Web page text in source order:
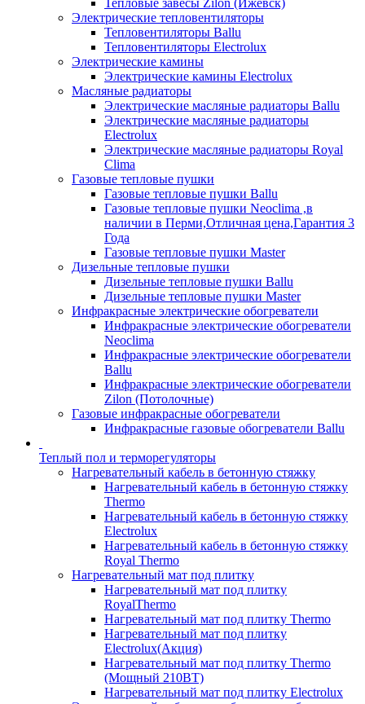
Тепловые завесы Zilon (Ижевск)
Электрические тепловентиляторы
Тепловентиляторы Ballu
Тепловентиляторы Electrolux
Электрические камины
Электрические камины Electrolux
Масляные радиаторы
Электрические масляные радиаторы Ballu
Электрические масляные радиаторы
Electrolux
Электрические масляные радиаторы Royal
Clima
Газовые тепловые пушки
Газовые тепловые пушки Ballu
Газовые тепловые пушки Neoclima ,в
наличии в Перми,Отличная цена,Гарантия 3
Года
Газовые тепловые пушки Master
Дизельные тепловые пушки
Дизельные тепловые пушки Ballu
Дизельные тепловые пушки Master
Инфракрасные электрические обогреватели
Инфракрасные электрические обогреватели
Neoclima
Инфракрасные электрические обогреватели
Ballu
Инфракрасные электрические обогреватели
Zilon (Потолочные)
Газовые инфракрасные обогреватели
Инфракрасные газовые обогреватели Ballu
Теплый пол и терморегуляторы
Нагревательный кабель в бетонную стяжку
Нагревательный кабель в бетонную стяжку
Thermo
Нагревательный кабель в бетонную стяжку
Electrolux
Нагревательный кабель в бетонную стяжку
Royal Thermo
Нагревательный мат под плитку
Нагревательный мат под плитку
RoyalThermo
Нагревательный мат под плитку Thermo
Нагревательный мат под плитку
Electrolux(Акция)
Нагревательный мат под плитку Thermo
(Мощный 210ВТ)
Нагревательный мат под плитку Electrolux